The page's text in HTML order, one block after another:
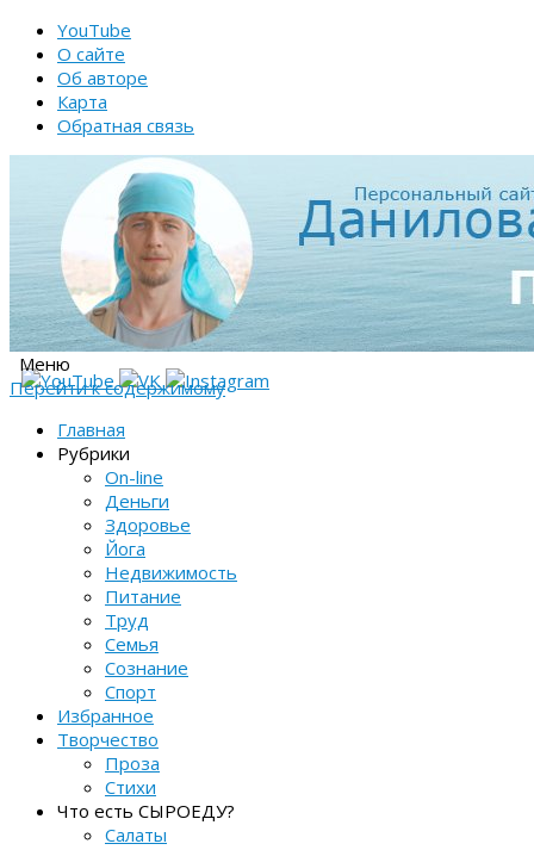
YouTube
О сайте
Об авторе
Карта
Обратная связь
Меню
Перейти к содержимому
Главная
Рубрики
On-line
Деньги
Здоровье
Йога
Недвижимость
Питание
Труд
Семья
Сознание
Спорт
Избранное
Творчество
Проза
Стихи
Что есть СЫРОЕДУ?
Салаты